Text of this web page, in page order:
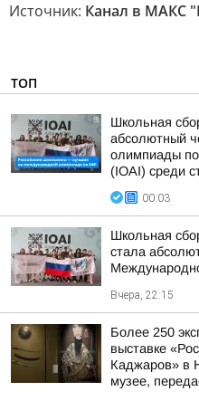
Источник: Канал в МАКС
ТОП
Школьная
абсолютный
олимпиады по
(IOAI) среди
00:03
Школьная
стала
Вчера, 22:15
Более 250
выставке
Каджаров» в
музее,